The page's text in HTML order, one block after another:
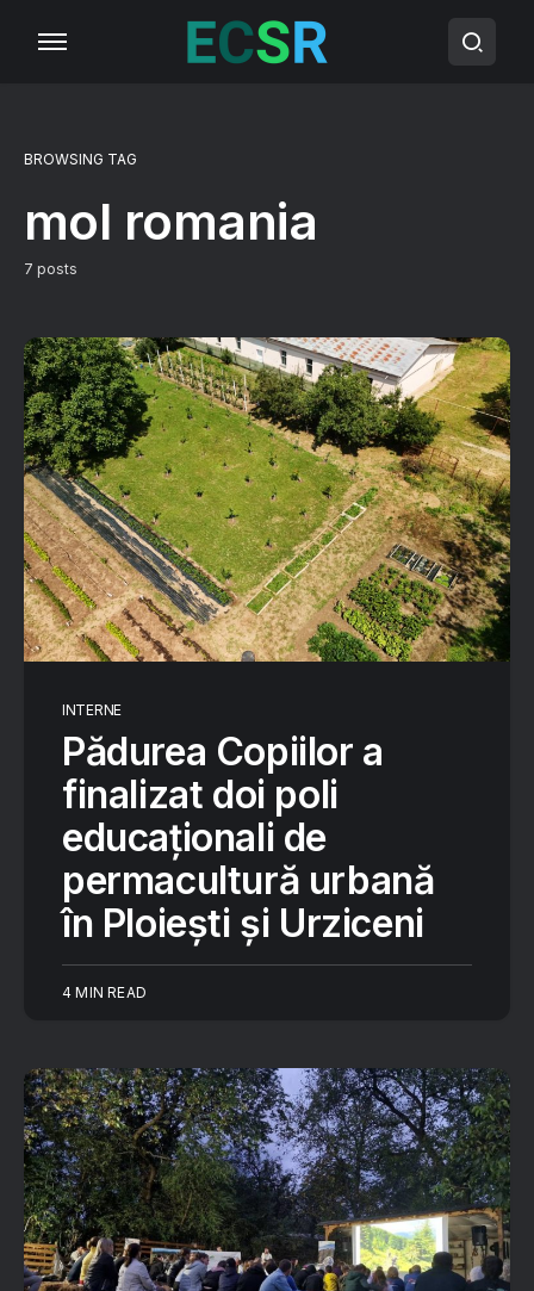
BROWSING TAG
mol romania
7 posts
INTERNE
Pădurea Copiilor a
finalizat doi poli
educaționali de
permacultură urbană
în Ploiești și Urziceni
4 MIN READ